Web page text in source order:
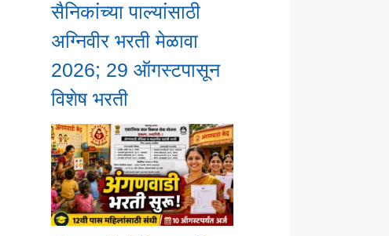
सैनिकांच्या पाल्यांसाठी
अग्निवीर भरती मेळावा
2026; 29 ऑगस्टपासून
विशेष भरती